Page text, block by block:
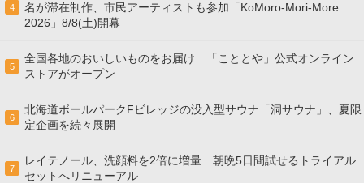
4
名が滞在制作、市民アーティストも参加「KoMoro-Mori-More
2026」8/8(土)開幕
5
全国各地のおいしいものをお届け 「こととや」公式オンライン
ストアがオープン
6
北海道ボールパークFビレッジの没入型サウナ「洞サウナ」、夏限
定企画を続々展開
7
レイテノール、洗顔料を2倍に増量 朝晩5日間試せるトライアル
セットへリニューアル